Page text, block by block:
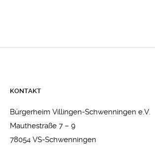
KONTAKT
Bürgerheim Villingen-Schwenningen e.V.
Mauthestraße 7 – 9
78054 VS-Schwenningen